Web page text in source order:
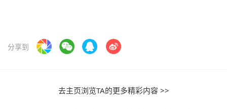
分享到
去主页浏览TA的更多精彩内容 >>